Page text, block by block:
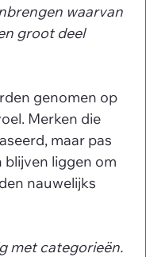
waarvan
groot deel
genomen op
Merken die
maar pas
blijven liggen om
nauwelijks
met categorieën.